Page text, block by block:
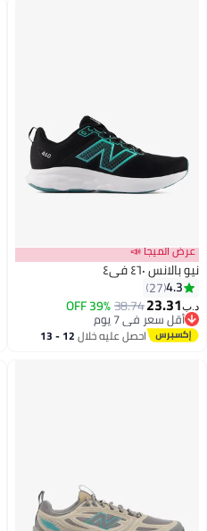
عرض الميجا 📣
نيو بالانس ٤٦٠ في٤
4.3
27
د.ب‏23.31
38.74
39% OFF
أقل سعر في 7 يوم
أقل سعر في 7 يوماحصل عليه خلال 12 - 13